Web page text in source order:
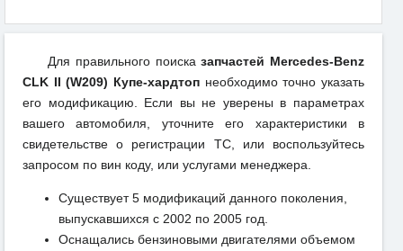
Для правильного поисказапчастей Mercedes-Benz
CLK II (W209) Купе-хардтоп необходимо точно указать
его модификацию. Если вы не уверены в параметрах
вашего автомобиля, уточните его характеристики в
свидетельстве о регистрации ТС, или воспользуйтесь
запросом по вин коду, или услугами менеджера.
Существует 5 модификаций данного поколения,
выпускавшихся с 2002 по 2005 год.
Оснащались бензиновыми двигателями объемом